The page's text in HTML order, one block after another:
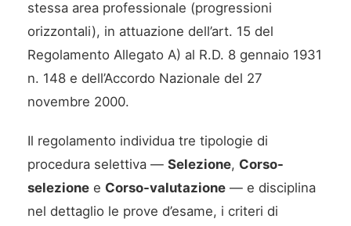
stessa area professionale (progressioni
orizzontali), in attuazione dell’art. 15 del
Regolamento Allegato A) al R.D. 8 gennaio 1931
n. 148 e dell’Accordo Nazionale del 27
novembre 2000.
Il regolamento individua tre tipologie di
procedura selettiva — Selezione, Corso-
selezione e Corso-valutazione — e disciplina
nel dettaglio le prove d’esame, i criteri di